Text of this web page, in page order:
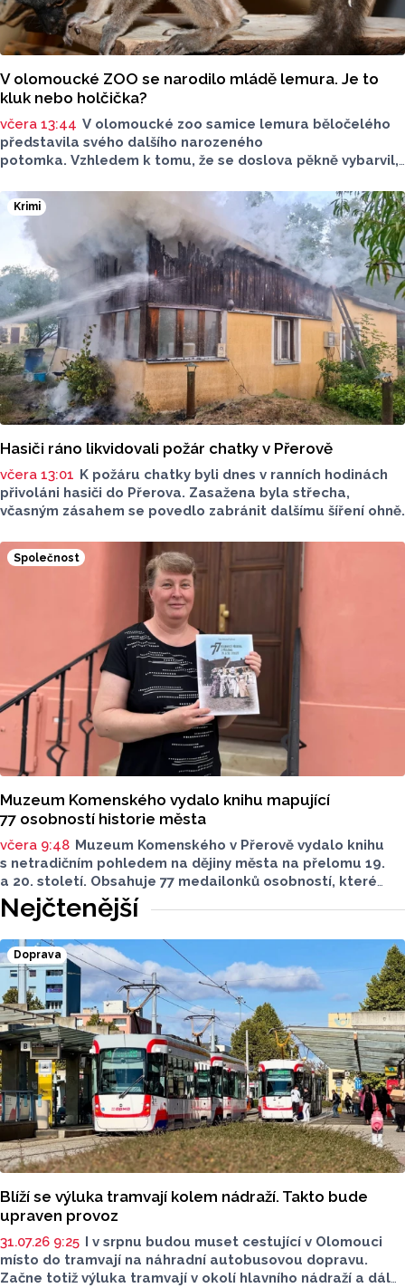
V olomoucké ZOO se narodilo mládě lemura. Je to
kluk nebo holčička?
včera 13:44 V olomoucké zoo samice lemura běločelého
představila svého dalšího narozeného
potomka. Vzhledem k tomu, že se doslova pěkně vybarvil,
hnědé, případně hnědošedé, zato samci se pyšní bílým
zbarvením hlavy.
Krimi
Hasiči ráno likvidovali požár chatky v Přerově
včera 13:01 K požáru chatky byli dnes v ranních hodinách
přivoláni hasiči do Přerova. Zasažena byla střecha,
včasným zásahem se povedlo zabránit dalšímu šíření ohně.
Společnost
Muzeum Komenského vydalo knihu mapující
77 osobností historie města
včera 9:48 Muzeum Komenského v Přerově vydalo knihu
s netradičním pohledem na dějiny města na přelomu 19.
a 20. století. Obsahuje 77 medailonků osobností, které
se na jeho rozvoji významně podílely. Jejich životní příběhy
jsou doplněny dobovými snímky. Podle autorky publikace
Šárky Krákorové Pajůrkové tomu předcházelo 13 let
pátrání po jejich osudech. Kniha vychází u příležitosti
letošního 770. výročí povýšení Přerova na královské město,
sdělila ČTK mluvčí radnice Lenka Chalupová.
Nejčtenější
Doprava
Blíží se výluka tramvají kolem nádraží. Takto bude
upraven provoz
31.07.26 9:25 I v srpnu budou muset cestující v Olomouci
místo do tramvají na náhradní autobusovou dopravu.
Začne totiž výluka tramvají v okolí hlavního nádraží a dál